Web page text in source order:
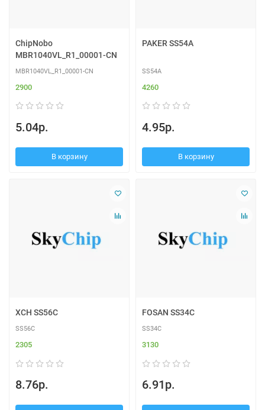
ChipNobo
MBR1040VL_R1_00001-CN
MBR1040VL_R1_00001-CN
2900
5.04р.
В корзину
PAKER SS54A
SS54A
4260
4.95р.
В корзину
XCH SS56C
SS56C
2305
8.76р.
FOSAN SS34C
SS34C
3130
6.91р.